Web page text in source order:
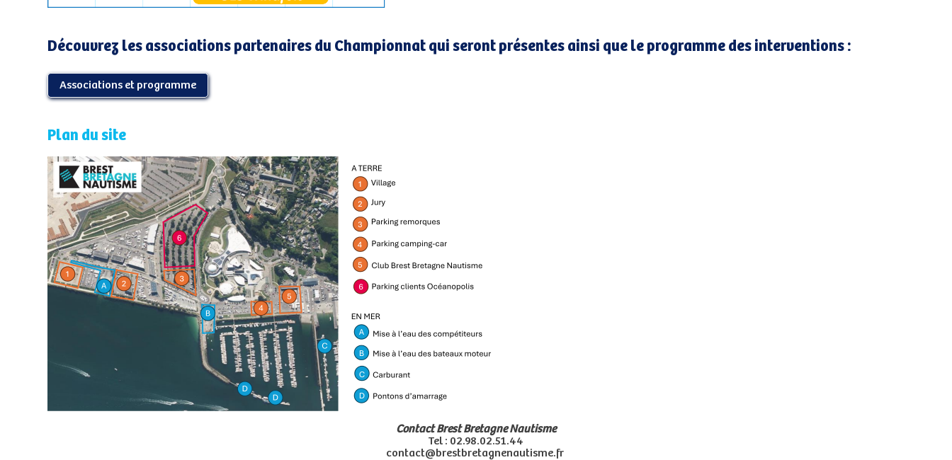
Découvrez les associations partenaires du Championnat qui seront présentes ainsi que le programme des interventions :
Associations et programme
Plan du site
Contact Brest Bretagne Nautisme
Tel : 02.98.02.51.44
contact@brestbretagnenautisme.fr